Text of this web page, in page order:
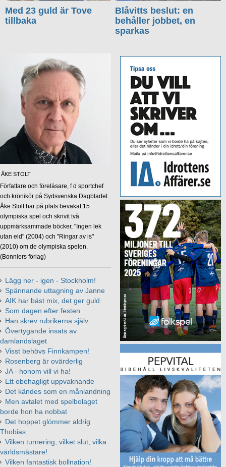
Med 23 guld är Tove
tillbaka
Blåvitts beslut: en
behåller jobbet, en
sparkas
ÅKE STOLT
Författare och föreläsare, f d sportchef
och krönikör på Sydsvenska Dagbladet.
Åke Stolt har på plats bevakat 15
olympiska spel och skrivit två
uppmärksammade böcker, "Ingen lek
utan eld" (2004) och "Ringar av is"
(2010) om de olympiska spelen.
(Bonniers förlag)
Lägg ner - igen - Stockholm!
Spännande uttagning av Janne
AIK har bäst mix, det ger guld
Som dagen efter festen
Han skrev rubrikerna själv
Övertygande insats av
damlandslaget
Visst behövs Finnkampen!
Rosenberg är ovärderlig
JA - honom vill vi ha!
Ett obehagligt uppvaknande
Det kändes som en månlandning
Men avtalet med spelbolaget
borde hon ha nobbat
Det hoppet glömmer aldrig
Thobias
Vilken turnering, vilket slut, vilka
världsmästare!
Vilken fantastisk bollnation!